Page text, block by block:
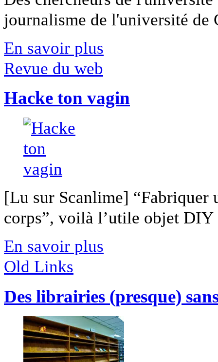
journalisme de l'université
En savoir plus
Revue du web
Hacke ton vagin
[Lu sur Scanlime] “Fabriquer
corps”, voilà l’utile objet
En savoir plus
Old Links
Des librairies (presque)